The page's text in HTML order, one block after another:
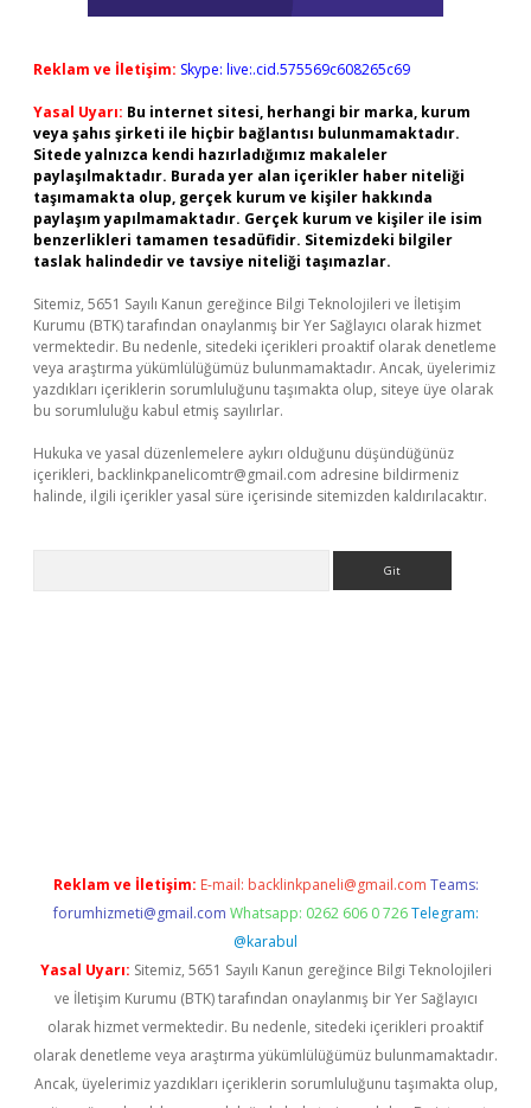
Reklam ve İletişim: Skype: live:.cid.575569c608265c69
Yasal Uyarı: Bu internet sitesi, herhangi bir marka, kurum
veya şahıs şirketi ile hiçbir bağlantısı bulunmamaktadır.
Sitede yalnızca kendi hazırladığımız makaleler
paylaşılmaktadır. Burada yer alan içerikler haber niteliği
taşımamakta olup, gerçek kurum ve kişiler hakkında
paylaşım yapılmamaktadır. Gerçek kurum ve kişiler ile isim
benzerlikleri tamamen tesadüfidir. Sitemizdeki bilgiler
taslak halindedir ve tavsiye niteliği taşımazlar.
Sitemiz, 5651 Sayılı Kanun gereğince Bilgi Teknolojileri ve İletişim
Kurumu (BTK) tarafından onaylanmış bir Yer Sağlayıcı olarak hizmet
vermektedir. Bu nedenle, sitedeki içerikleri proaktif olarak denetleme
veya araştırma yükümlülüğümüz bulunmamaktadır. Ancak, üyelerimiz
yazdıkları içeriklerin sorumluluğunu taşımakta olup, siteye üye olarak
bu sorumluluğu kabul etmiş sayılırlar.
Hukuka ve yasal düzenlemelere aykırı olduğunu düşündüğünüz
içerikleri, backlinkpanelicomtr@gmail.com adresine bildirmeniz
halinde, ilgili içerikler yasal süre içerisinde sitemizden kaldırılacaktır.
Reklam ve İletişim: E-mail: backlinkpaneli@gmail.com Teams:
forumhizmeti@gmail.com Whatsapp: 0262 606 0 726 Telegram:
@karabul
Yasal Uyarı: Sitemiz, 5651 Sayılı Kanun gereğince Bilgi Teknolojileri
ve İletişim Kurumu (BTK) tarafından onaylanmış bir Yer Sağlayıcı
olarak hizmet vermektedir. Bu nedenle, sitedeki içerikleri proaktif
olarak denetleme veya araştırma yükümlülüğümüz bulunmamaktadır.
Ancak, üyelerimiz yazdıkları içeriklerin sorumluluğunu taşımakta olup,